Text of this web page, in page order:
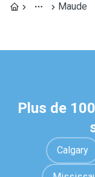
Maude
Plus de
Calgary